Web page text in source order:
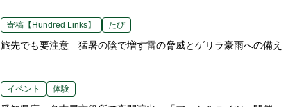
寄稿【Hundred Links】 たび
旅先でも要注意 猛暑の陰で増す雷の脅威とゲリラ豪雨への備え
イベント 体験